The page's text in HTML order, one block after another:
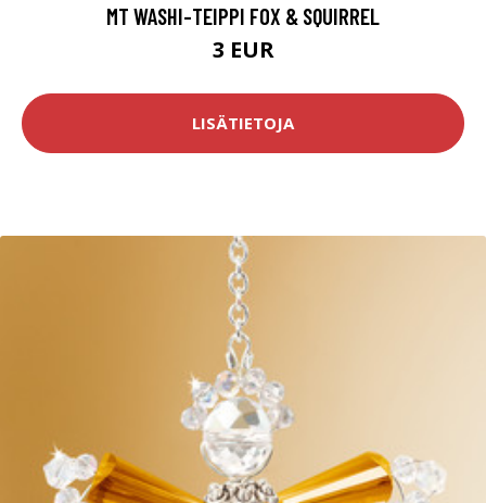
MT WASHI-TEIPPI FOX & SQUIRREL
3 EUR
LISÄTIETOJA